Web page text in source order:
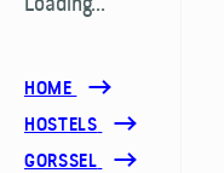
HOME
HOSTELS
GORSSEL